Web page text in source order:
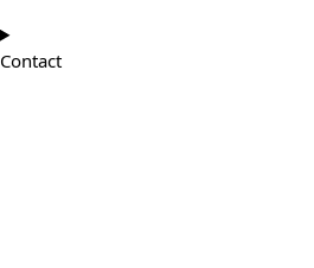
Contact